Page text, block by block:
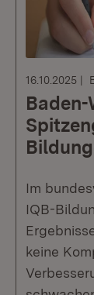
16.10.2025
Im
IQB-
keine